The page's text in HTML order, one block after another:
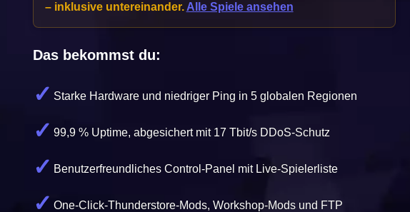
– inklusive untereinander. Alle Spiele ansehen
Das bekommst du:
Starke Hardware und niedriger Ping in 5 globalen Regionen
99,9 % Uptime, abgesichert mit 17 Tbit/s DDoS-Schutz
Benutzerfreundliches Control-Panel mit Live-Spielerliste
One-Click-Thunderstore-Mods, Workshop-Mods und FTP